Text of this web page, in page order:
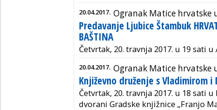
20.04.2017. Ogranak Matice hrvatske
Predavanje Ljubice Štambuk
BAŠTINA
Četvrtak, 20. travnja 2017. u 19 sati
20.04.2017. Ogranak Matice hrvatske
Književno druženje s Vladimirom
Četvrtak, 20. travnja 2017. u 18 sati
dvorani Gradske knjižnice „Franjo